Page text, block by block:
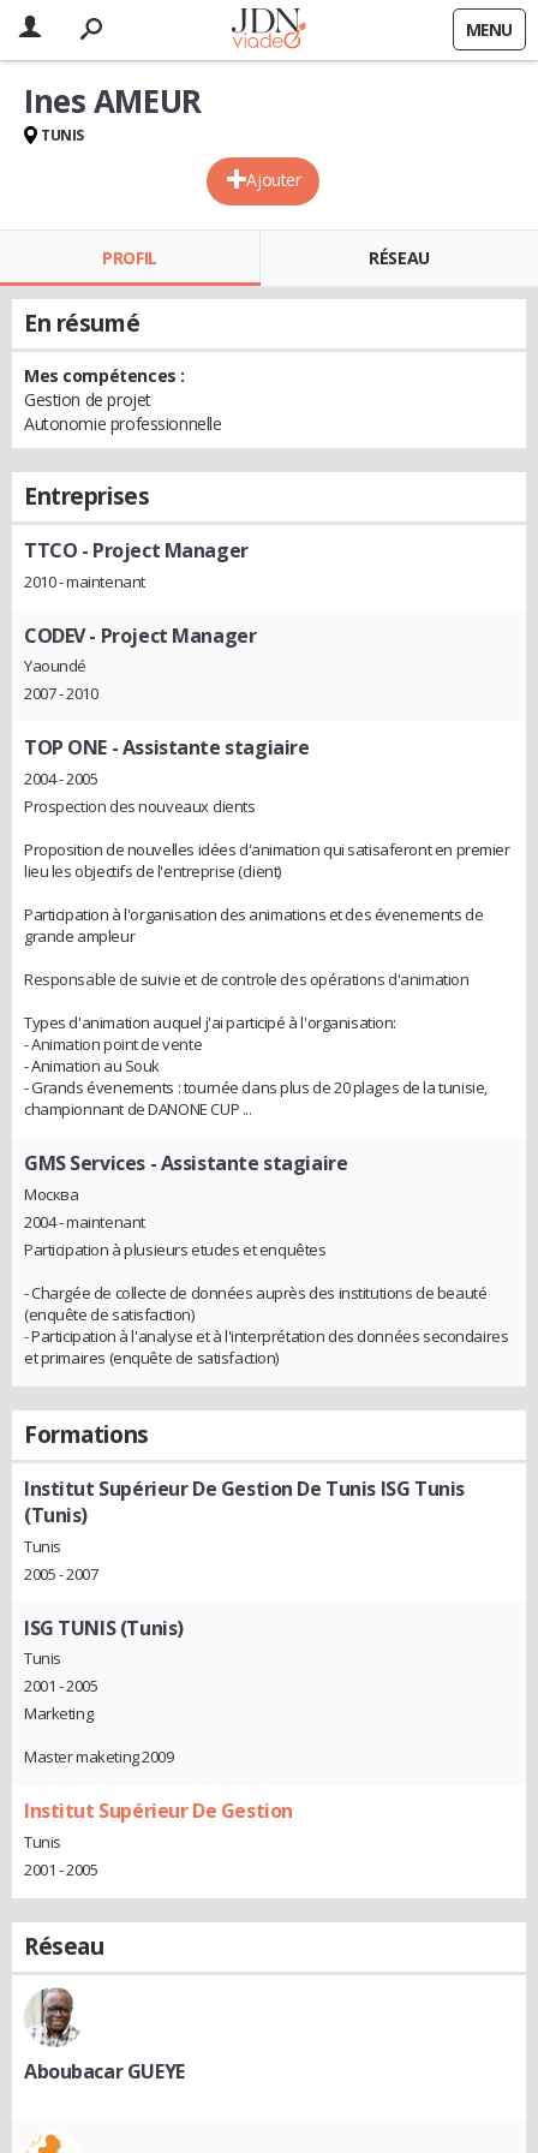
MENU
Ajouter
Ines AMEUR
TUNIS
PROFIL RÉSEAU
En résumé
Mes compétences :
Gestion de projet
Autonomie professionnelle
Entreprises
TTCO - Project Manager
2010 - maintenant
CODEV- Project Manager
Yaoundé
2007 - 2010
TOP ONE - Assistante stagiaire
2004 - 2005
Prospection des nouveaux clients
Proposition de nouvelles idées d'animation qui satisaferont en premier
lieu les objectifs de l'entreprise (client)
Participation à l'organisation des animations et des évenements de
grande ampleur
Responsable de suivie et de controle des opérations d'animation
Types d'animation auquel j'ai participé à l'organisation:
- Animation point de vente
- Animation au Souk
- Grands évenements : tournée dans plus de 20 plages de la tunisie,
championnant de DANONE CUP ...
GMS Services- Assistante stagiaire
Москва
2004 - maintenant
Participation à plusieurs etudes et enquêtes
- Chargée de collecte de données auprès des institutions de beauté
(enquête de satisfaction)
- Participation à l'analyse et à l'interprétation des données secondaires
et primaires (enquête de satisfaction)
Formations
Institut Supérieur De Gestion De Tunis ISG Tunis
(Tunis)
Tunis
2005 - 2007
ISG TUNIS (Tunis)
Tunis
2001 - 2005
Marketing
Master maketing 2009
Institut Supérieur De Gestion
Tunis
2001 - 2005
Réseau
Aboubacar GUEYE